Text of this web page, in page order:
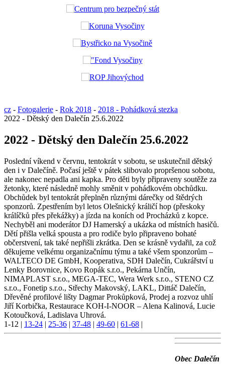
cz - Fotogalerie - Rok 2018 - 2018 - Pohádková stezka
2022 - Dětský den Dalečín 25.6.2022
2022 - Dětský den Dalečín 25.6.2022
Poslední víkend v červnu, tentokrát v sobotu, se uskutečnil dětský
den i v Dalečíně. Počasí ještě v pátek slibovalo propršenou sobotu,
ale nakonec nepadla ani kapka. Pro děti byly připraveny soutěže za
žetonky, které následně mohly směnit v pohádkovém obchůdku.
Obchůdek byl tentokrát přeplněn různými dárečky od štědrých
sponzorů. Zpestřením byl letos Olešnický králičí hop (přeskoky
králíčků přes překážky) a jízda na koních od Procházků z kopce.
Nechyběl ani moderátor DJ Hamerský a ukázka od místních hasičů.
Dětí přišla velká spousta a pro rodiče bylo připraveno bohaté
občerstvení, tak také nepřišli zkrátka. Den se krásně vydařil, za což
děkujeme velkému organizačnímu týmu a také všem sponzorům –
WALTECO DE GmbH, Kooperativa, SDH Dalečín, Cukrářství u
Lenky Borovnice, Kovo Ropák s.r.o., Pekárna Unčín,
NIMAPLAST s.r.o., MEGA-TEC, Wera Werk s.r.o., STENO CZ
s.r.o., Fonetip s.r.o., Střechy Makovský, LAKL, Dittáč Dalečín,
Dřevěné profilové lišty Dagmar Prokůpková, Prodej a rozvoz uhlí
Jiří Korbička, Restaurace KOH-I-NOOR – Alena Kalinová, Lucie
Kotoučková, Ladislava Uhrová.
1-12 | 13-24 | 25-36 | 37-48 | 49-60 | 61-68 |
Obec Dalečín